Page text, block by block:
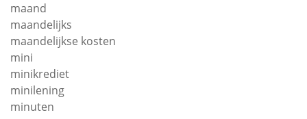
maand
maandelijks
maandelijkse kosten
mini
minikrediet
minilening
minuten